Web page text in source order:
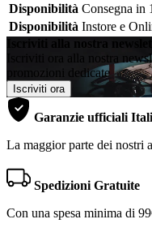
Disponibilità Consegna in
Disponibilità Instore e
Iscriviti alla nostra
Iscriviti ora alla nostra
promozioni dedicate
Iscriviti ora
Garanzie ufficiali
La maggior parte dei nostri
Spedizioni Gratuite
Con una spesa minima di